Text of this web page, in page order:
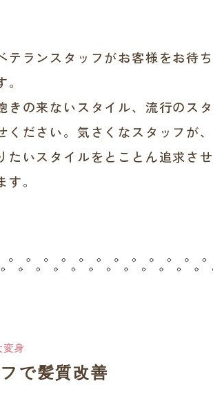
テランスタッフがお客様をお待ち
きの来ないスタイル、流行のスタ
ください。気さくなスタッフが、
たいスタイルをとことん追求させ
。
身
で髪質改善